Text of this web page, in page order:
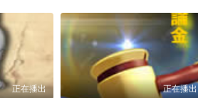
正在播出 正在播出